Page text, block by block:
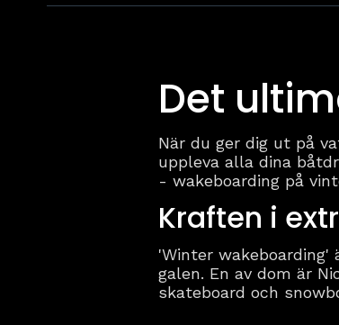
Det
När du ger dig ut på
uppleva alla dina
- wakeboarding på
Kraften i
'Winter
galen. En av dom är
skateboard och